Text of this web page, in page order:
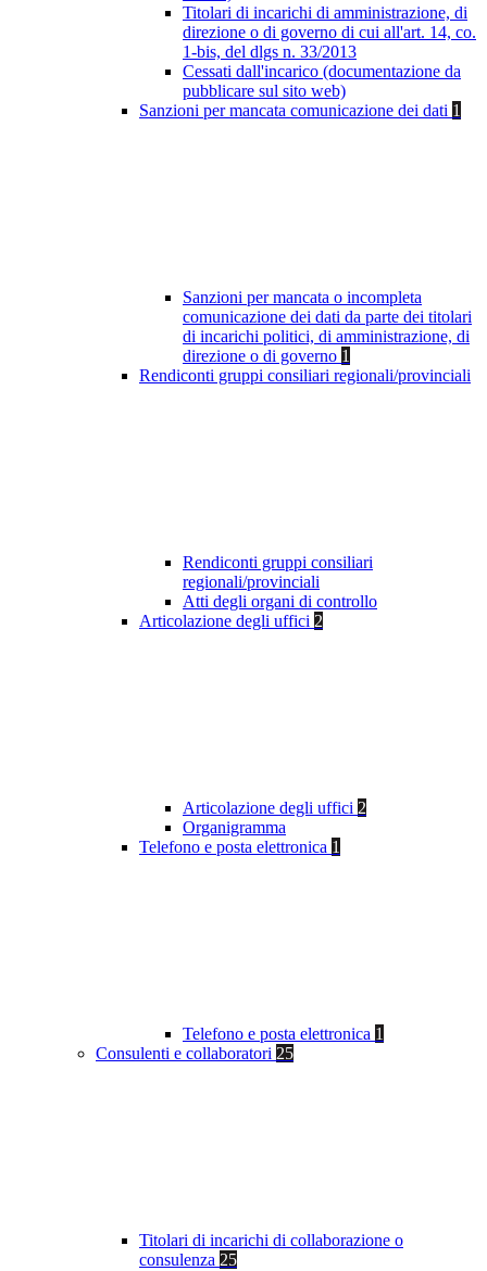
Titolari di incarichi di amministrazione, di
direzione o di governo di cui all'art. 14, co.
1-bis, del dlgs n. 33/2013
Cessati dall'incarico (documentazione da
pubblicare sul sito web)
Sanzioni per mancata comunicazione dei dati 1
Sanzioni per mancata o incompleta
comunicazione dei dati da parte dei titolari
di incarichi politici, di amministrazione, di
direzione o di governo 1
Rendiconti gruppi consiliari regionali/provinciali
Rendiconti gruppi consiliari
regionali/provinciali
Atti degli organi di controllo
Articolazione degli uffici 2
Articolazione degli uffici 2
Organigramma
Telefono e posta elettronica 1
Telefono e posta elettronica 1
Consulenti e collaboratori 25
Titolari di incarichi di collaborazione o
consulenza 25